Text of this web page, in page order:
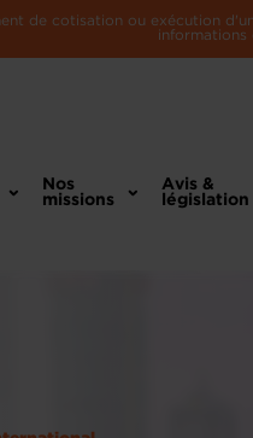
de cotisation ou exécution
informations
Nos
missions
Avis &
législation